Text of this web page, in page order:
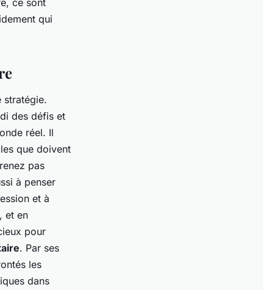
qui
stratégie.
des défis et
réel. Il
que doivent
pas
à penser
et à
, et en
pour
. Par ses
les
dans